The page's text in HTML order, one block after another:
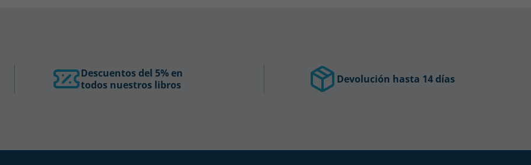
Descuentos del 5% en
todos nuestros libros
Devolución hasta 14 días